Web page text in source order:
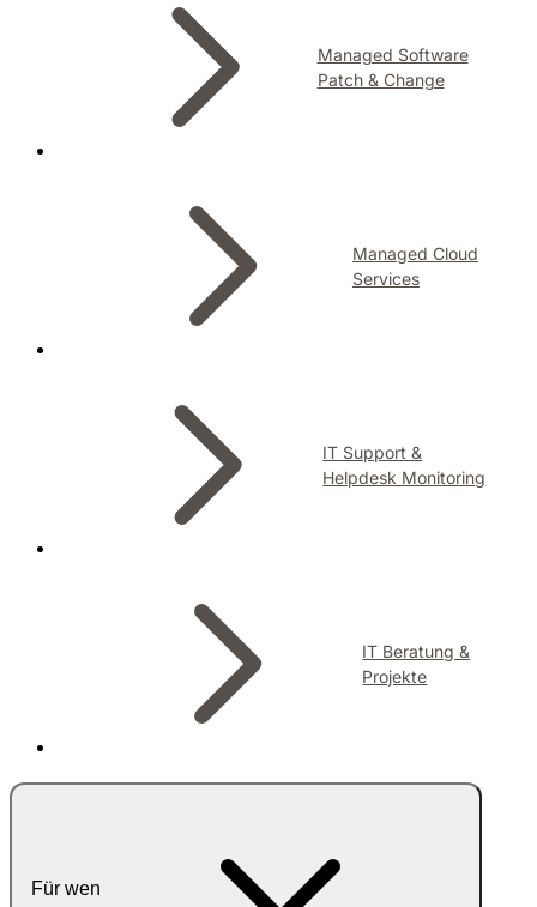
Managed Software
Patch & Change
Managed Cloud
Services
IT Support &
Helpdesk Monitoring
IT Beratung &
Projekte
Für wen